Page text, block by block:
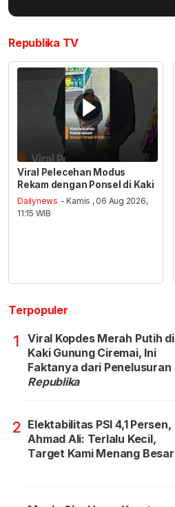
Republika TV
Viral Pelecehan Modus
Rekam dengan Ponsel di Kaki
Dailynews - Kamis , 06 Aug 2026,
11:15 WIB
Terpopuler
1
Viral Kopdes Merah Putih di
Kaki Gunung Ciremai, Ini
Faktanya dari Penelusuran
Republika
2 Elektabilitas PSI 4,1 Persen,
Ahmad Ali: Terlalu Kecil,
Target Kami Menang Besar